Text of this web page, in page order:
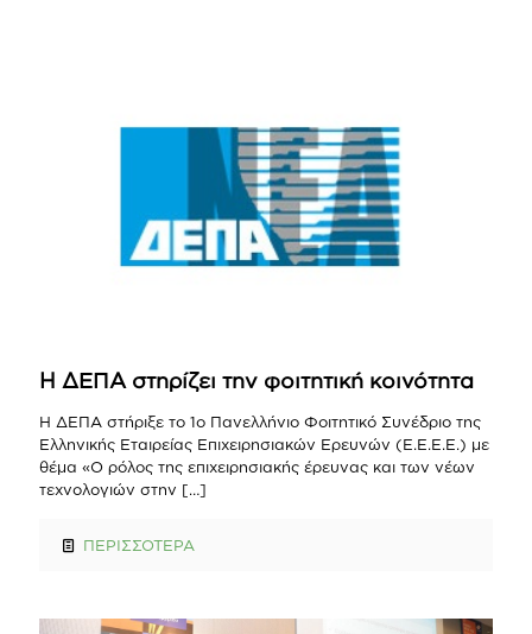
Η ΔΕΠΑ στηρίζει την φοιτητική κοινότητα
Η ΔΕΠΑ στήριξε το 1ο Πανελλήνιο Φοιτητικό Συνέδριο της
Ελληνικής Εταιρείας Επιχειρησιακών Ερευνών (Ε.Ε.Ε.Ε.) με
θέμα «Ο ρόλος της επιχειρησιακής έρευνας και των νέων
τεχνολογιών στην […]
ΠΕΡΙΣΣΟΤΕΡΑ